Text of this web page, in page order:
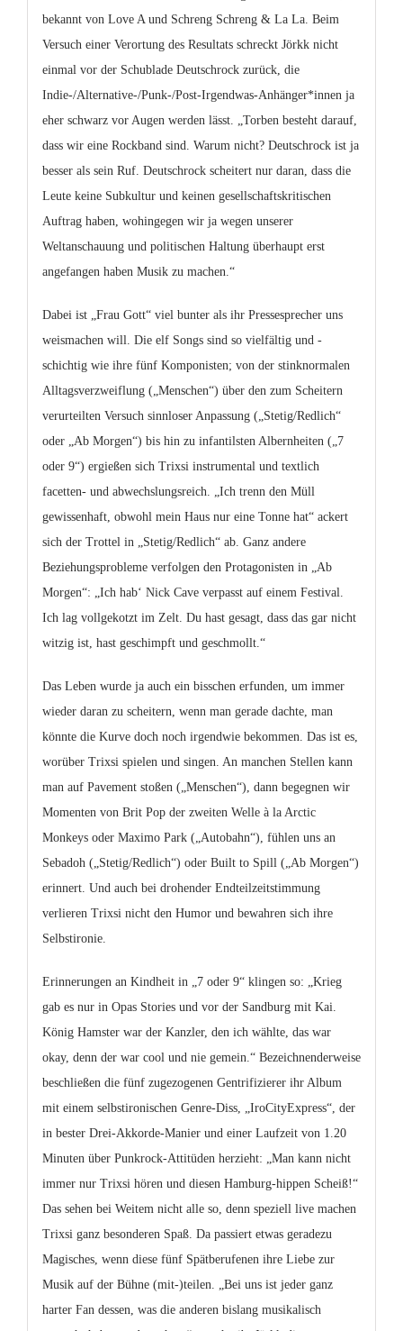
bekannt von Love A und Schreng Schreng & La La. Beim
Versuch einer Verortung des Resultats schreckt Jörkk nicht
einmal vor der Schublade Deutschrock zurück, die
Indie-/Alternative-/Punk-/Post-Irgendwas-Anhänger*innen ja
eher schwarz vor Augen werden lässt. „Torben besteht darauf,
dass wir eine Rockband sind. Warum nicht? Deutschrock ist ja
besser als sein Ruf. Deutschrock scheitert nur daran, dass die
Leute keine Subkultur und keinen gesellschaftskritischen
Auftrag haben, wohingegen wir ja wegen unserer
Weltanschauung und politischen Haltung überhaupt erst
angefangen haben Musik zu machen.“
Dabei ist „Frau Gott“ viel bunter als ihr Pressesprecher uns
weismachen will. Die elf Songs sind so vielfältig und -
schichtig wie ihre fünf Komponisten; von der stinknormalen
Alltagsverzweiflung („Menschen“) über den zum Scheitern
verurteilten Versuch sinnloser Anpassung („Stetig/Redlich“
oder „Ab Morgen“) bis hin zu infantilsten Albernheiten („7
oder 9“) ergießen sich Trixsi instrumental und textlich
facetten- und abwechslungsreich. „Ich trenn den Müll
gewissenhaft, obwohl mein Haus nur eine Tonne hat“ ackert
sich der Trottel in „Stetig/Redlich“ ab. Ganz andere
Beziehungsprobleme verfolgen den Protagonisten in „Ab
Morgen“: „Ich hab‘ Nick Cave verpasst auf einem Festival.
Ich lag vollgekotzt im Zelt. Du hast gesagt, dass das gar nicht
witzig ist, hast geschimpft und geschmollt.“
Das Leben wurde ja auch ein bisschen erfunden, um immer
wieder daran zu scheitern, wenn man gerade dachte, man
könnte die Kurve doch noch irgendwie bekommen. Das ist es,
worüber Trixsi spielen und singen. An manchen Stellen kann
man auf Pavement stoßen („Menschen“), dann begegnen wir
Momenten von Brit Pop der zweiten Welle à la Arctic
Monkeys oder Maximo Park („Autobahn“), fühlen uns an
Sebadoh („Stetig/Redlich“) oder Built to Spill („Ab Morgen“)
erinnert. Und auch bei drohender Endteilzeitstimmung
verlieren Trixsi nicht den Humor und bewahren sich ihre
Selbstironie.
Erinnerungen an Kindheit in „7 oder 9“ klingen so: „Krieg
gab es nur in Opas Stories und vor der Sandburg mit Kai.
König Hamster war der Kanzler, den ich wählte, das war
okay, denn der war cool und nie gemein.“ Bezeichnenderweise
beschließen die fünf zugezogenen Gentrifizierer ihr Album
mit einem selbstironischen Genre-Diss, „IroCityExpress“, der
in bester Drei-Akkorde-Manier und einer Laufzeit von 1.20
Minuten über Punkrock-Attitüden herzieht: „Man kann nicht
immer nur Trixsi hören und diesen Hamburg-hippen Scheiß!“
Das sehen bei Weitem nicht alle so, denn speziell live machen
Trixsi ganz besonderen Spaß. Da passiert etwas geradezu
Magisches, wenn diese fünf Spätberufenen ihre Liebe zur
Musik auf der Bühne (mit-)teilen. „Bei uns ist jeder ganz
harter Fan dessen, was die anderen bislang musikalisch